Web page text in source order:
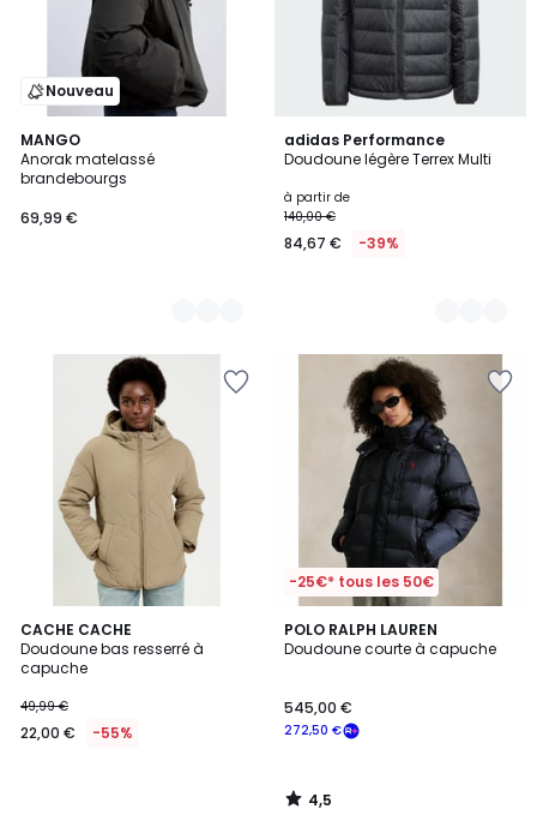
Nouveau
MANGO
Anorak matelassé
brandebourgs
69,99 €
2
Couleurs
adidas Performance
Doudoune légère Terrex Multi
à partir de
140,00 €
84,67 € -39%
2
Couleurs
CACHE CACHE
Doudoune bas resserré à
capuche
49,99 €
22,00 € -55%
-25€* tous les 50€
POLO RALPH LAUREN
Doudoune courte à capuche
272,50 €
545,00 €
4,5
/ 5
4,5
/